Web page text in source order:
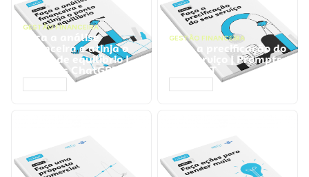
GESTÃO FINANCEIRA
Faça a análise
financeira e atinja o
ponto de equilíbrio |
Prompts ChatGPT
GESTÃO FINANCEIRA
Faça a precificação do
seu serviço | Prompts
ChatGPT